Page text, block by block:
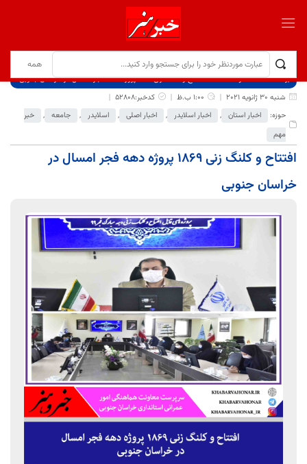
برگ نخست نوشته‌ها
افتتاح و کلنگ زنی 1869 پروژه دهه فجر امسال در خراسان جنوبی
شنبه 30 ژانویه 2021
1:00 ب.ظ
کدخبر:52808
حوزه:
اخبار استان , اخبار اسلایدر , اخبار اصلی , اسلایدر , جامعه ,
خبر
مهم
افتتاح و کلنگ زنی 1869 پروژه دهه فجر امسال در
خراسان جنوبی